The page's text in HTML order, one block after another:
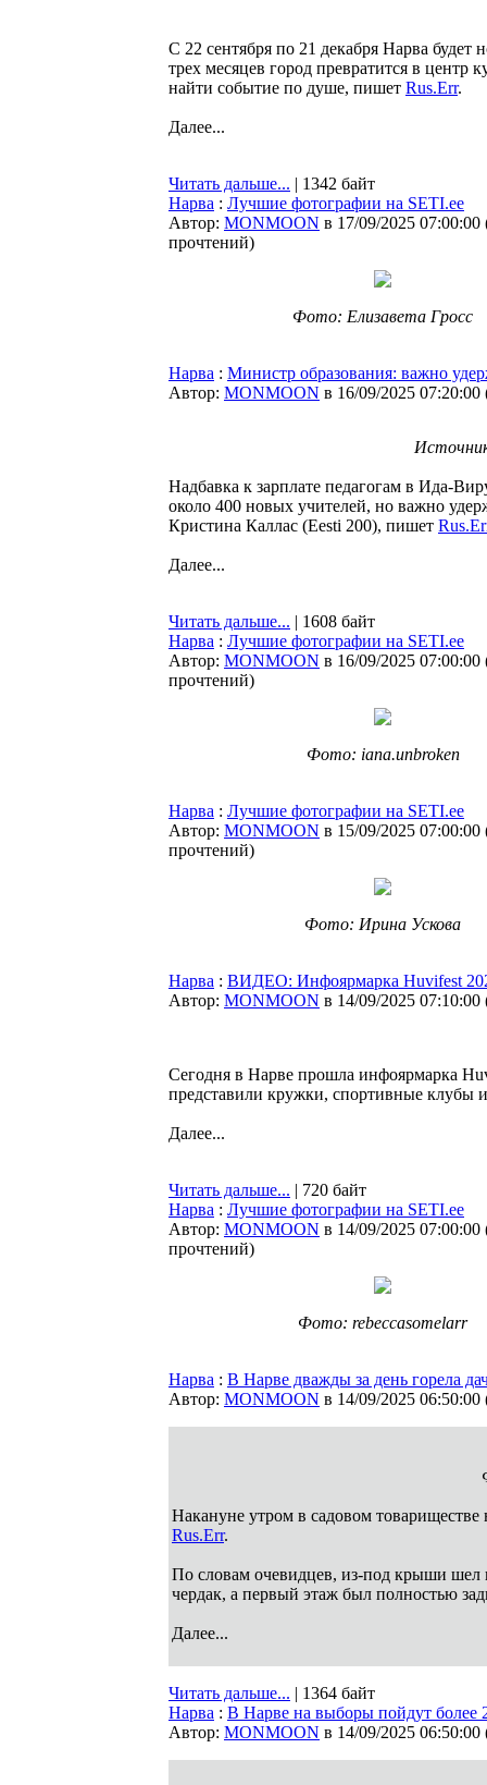
С 22 сентября по 21 декабря Нарва
трех месяцев город превратится в центр
найти событие по душе, пишет Rus.Err.
Далее...
Читать дальше... | 1342 байт
Нарва : Лучшие фотографии на SETI.ee
Автор: MONMOON в 17/09/2025 07:00:00
прочтений)
Фото: Елизавета Гросс
Нарва : Министр образования: важно
Автор: MONMOON в 16/09/2025 07:20:00
Надбавка к зарплате педагогам в Ида-
около 400 новых учителей, но важно
Кристина Каллас (Eesti 200), пишет
Далее...
Читать дальше... | 1608 байт
Нарва : Лучшие фотографии на SETI.ee
Автор: MONMOON в 16/09/2025 07:00:00
прочтений)
Фото: iana.unbroken
Нарва : Лучшие фотографии на SETI.ee
Автор: MONMOON в 15/09/2025 07:00:00
прочтений)
Фото: Ирина Ускова
Нарва : ВИДЕО: Инфоярмарка Huvifest
Автор: MONMOON в 14/09/2025 07:10:00
Сегодня в Нарве прошла инфоярмарка
представили кружки, спортивные клубы
Далее...
Читать дальше... | 720 байт
Нарва : Лучшие фотографии на SETI.ee
Автор: MONMOON в 14/09/2025 07:00:00
прочтений)
Фото: rebeccasomelarr
Нарва : В Нарве дважды за день горела
Автор: MONMOON в 14/09/2025 06:50:00
Накануне утром в садовом
Rus.Err.
По словам очевидцев, из-под крыши шел
чердак, а первый этаж был полностью
Далее...
Читать дальше... | 1364 байт
Нарва : В Нарве на выборы пойдут более
Автор: MONMOON в 14/09/2025 06:50:00